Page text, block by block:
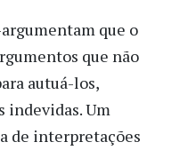
que o
que não
autuá-los,
indevidas. Um
de interpretações